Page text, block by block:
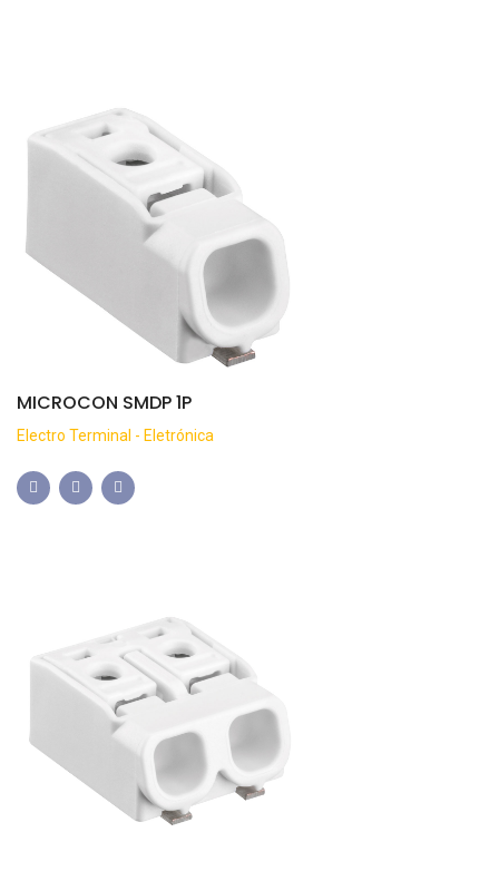
MICROCON SMDP 1P
Electro Terminal - Eletrónica